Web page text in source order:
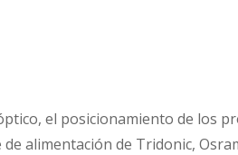
el posicionamiento de los
alimentación de Tridonic,